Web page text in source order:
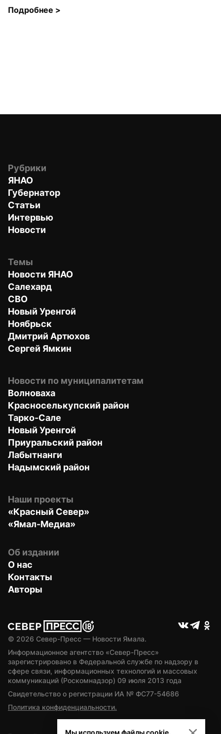
Подробнее >
Рубрики
ЯНАО
Губернатор
Статьи
Интервью
Новости
Темы
Новости ЯНАО
Салехард
СВО
Новый Уренгой
Ноябрьск
Дмитрий Артюхов
Сергей Ямкин
Новости по муниципалитетам
Волноваха
Красноселькупский район
Тарко-Сале
Новый Уренгой
Приуральский район
Лабытнанги
Надымский район
Наши проекты
«Красный Север»
«Ямал-Медиа»
Об издании
О нас
Контакты
Авторы
© 2026 Север-Пресс — Новости Ямала.
Информационное агентство «Север-Пресс»
зарегистрировано в Федеральной службе по надзору в
сфере связи, информационных технологий и массовых
коммуникаций (Роскомнадзор) 09 июля 2013 года
Свидетельство о регистрации ИА № ФС77-54686
Политика конфиденциальности.
Мы используем файлы cookie.